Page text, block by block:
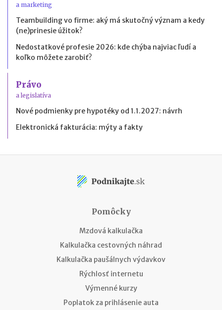
a marketing
Teambuilding vo firme: aký má skutočný význam a kedy
(ne)prinesie úžitok?
Nedostatkové profesie 2026: kde chýba najviac ľudí a
koľko môžete zarobiť?
Právo
a legislatíva
Nové podmienky pre hypotéky od 1.1.2027: návrh
Elektronická fakturácia: mýty a fakty
Pomôcky
Mzdová kalkulačka
Kalkulačka cestovných náhrad
Kalkulačka paušálnych výdavkov
Rýchlosť internetu
Výmenné kurzy
Poplatok za prihlásenie auta